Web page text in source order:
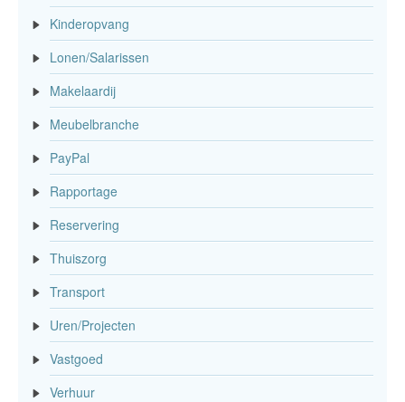
Kinderopvang
Lonen/Salarissen
Makelaardij
Meubelbranche
PayPal
Rapportage
Reservering
Thuiszorg
Transport
Uren/Projecten
Vastgoed
Verhuur